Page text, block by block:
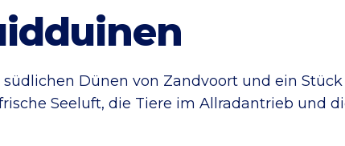
Dünen von Zandvoort und ein
Seeluft, die Tiere im Allradantrieb und